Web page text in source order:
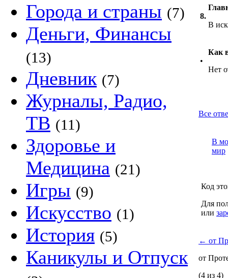
Города и страны (7)
Деньги, Финансы
(13)
Дневник (7)
Журналы, Радио,
ТВ (11)
Здоровье и
Медицина (21)
Игры (9)
Искусство (1)
История (5)
Каникулы и Отпуск
8.
В
•
Как
Нет
Все
В
мир
Код
Для
или
← от
от
(4 из 4)